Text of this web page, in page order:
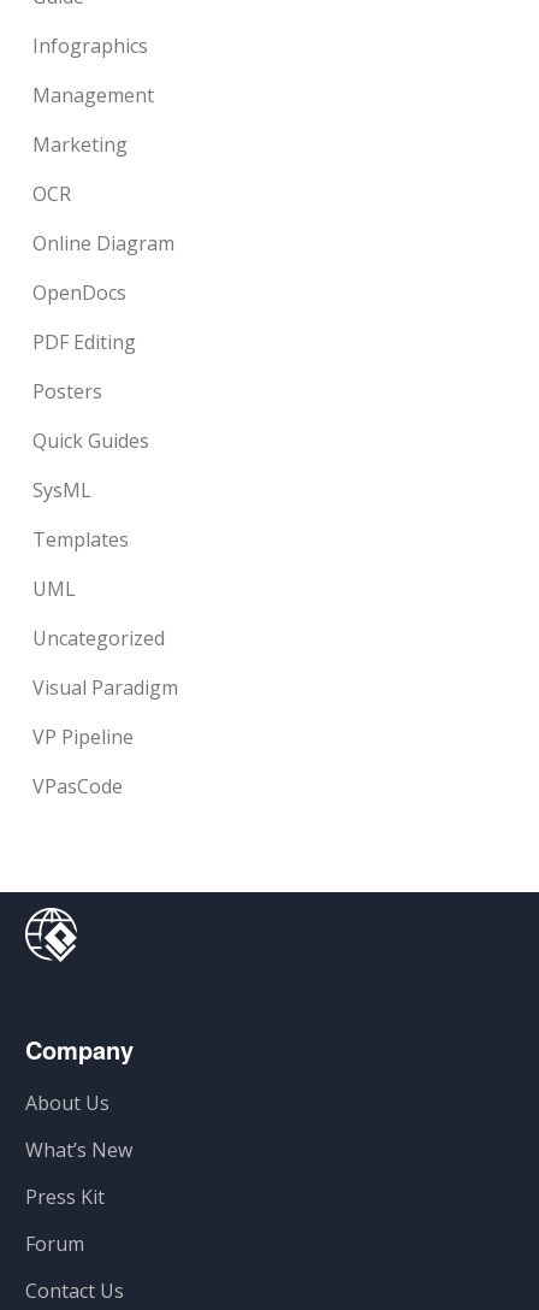
Infographics
Management
Marketing
OCR
Online Diagram
OpenDocs
PDF Editing
Posters
Quick Guides
SysML
Templates
UML
Uncategorized
Visual Paradigm
VP Pipeline
VPasCode
Company
About Us
What’s New
Press Kit
Forum
Contact Us